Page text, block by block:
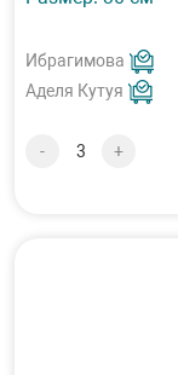
Ибрагимова
Аделя Кутуя
- +